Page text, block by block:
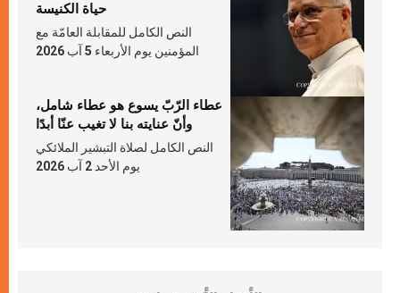
حياة الكنيسة
النص الكامل للمقابلة العامّة مع
المؤمنين يوم الأربعاء 5 آب 2026
عطاء الرّبّ يسوع هو عطاء شامل،
وأنّ عنايته بنا لا تغيب عنّا أبدًا
النص الكامل لصلاة التبشير الملائكي
يوم الأحد 2 آب 2026